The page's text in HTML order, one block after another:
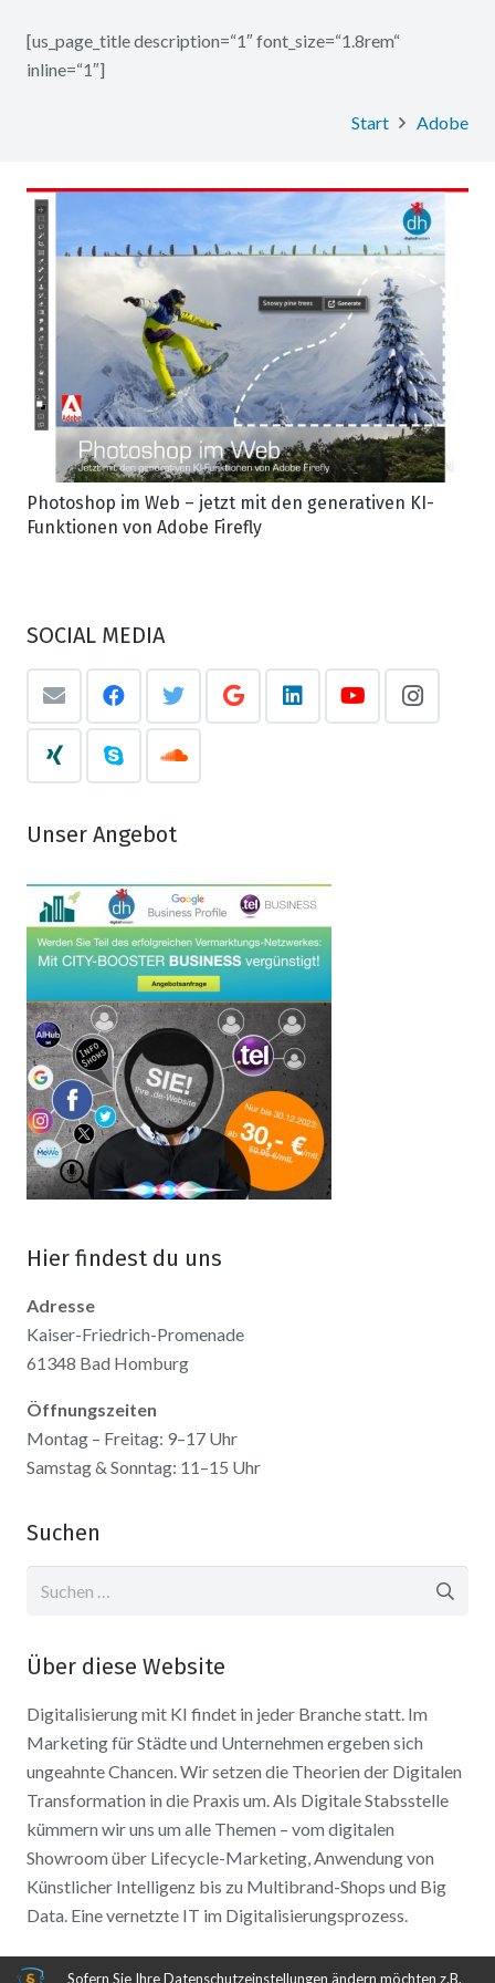
[us_page_title description=“1″ font_size=“1.8rem“
inline=“1″]
Start Adobe
Photoshop im Web – jetzt mit den generativen KI-
Funktionen von Adobe Firefly
SOCIAL MEDIA
Unser Angebot
Hier findest du uns
Adresse
Kaiser-Friedrich-Promenade
61348 Bad Homburg
Öffnungszeiten
Montag – Freitag: 9–17 Uhr
Samstag & Sonntag: 11–15 Uhr
Suchen
Über diese Website
Digitalisierung mit KI findet in jeder Branche statt. Im
Marketing für Städte und Unternehmen ergeben sich
ungeahnte Chancen. Wir setzen die Theorien der Digitalen
Transformation in die Praxis um. Als Digitale Stabsstelle
kümmern wir uns um alle Themen – vom digitalen
Showroom über Lifecycle-Marketing, Anwendung von
Künstlicher Intelligenz bis zu Multibrand-Shops und Big
Data. Eine vernetzte IT im Digitalisierungsprozess.
Sofern Sie Ihre Datenschutzeinstellungen ändern möchten z.B.